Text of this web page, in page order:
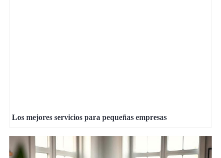
Los mejores servicios para pequeñas empresas